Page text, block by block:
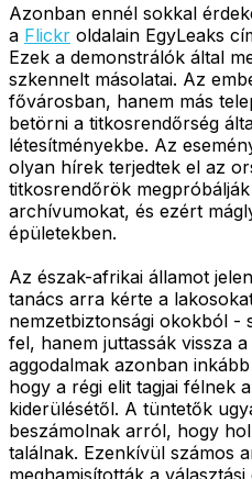
Azonban ennél sokkal
a Flickr oldalain EgyLeaks
Ezek a demonstrálók által
szkennelt másolatai. Az
fővárosban, hanem más
betörni a titkosrendőrség
létesítményekbe. Az
olyan hírek terjedtek el az
titkosrendőrök
archívumokat, és ezért
épületekben.
Az észak-afrikai államot
tanács arra kérte a
nemzetbiztonsági okokból -
fel, hanem juttassák vissza
aggodalmak azonban
hogy a régi elit tagjai félnek
kiderülésétől. A tüntetők
beszámolnak arról, hogy
találnak. Ezenkívül számos
meghamisították a